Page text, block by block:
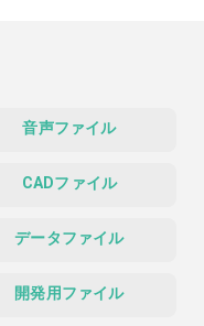
音声ファイル
CADファイル
データファイル
開発用ファイル